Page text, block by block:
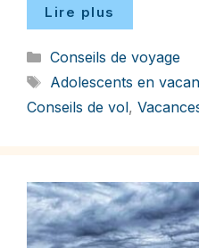
Lire plus
Catégories
Conseils de voyage
Étiquettes
Adolescents en
Conseils de vol,